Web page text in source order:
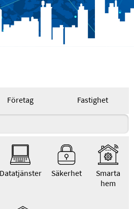
Företag Fastighet
Datatjänster Säkerhet
Smarta
hem